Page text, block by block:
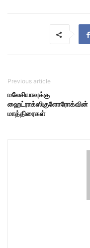
Previous article
மலேசியாவுக்கு
ஹைட்ராக்ஸிகுளோரோக்வின்
மாத்திரைகள்